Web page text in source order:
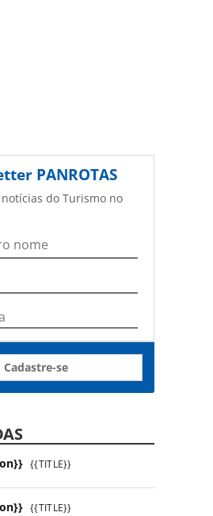
PANROTAS
do Turismo no
Cadastre-se
{{TITLE}}
{{TITLE}}